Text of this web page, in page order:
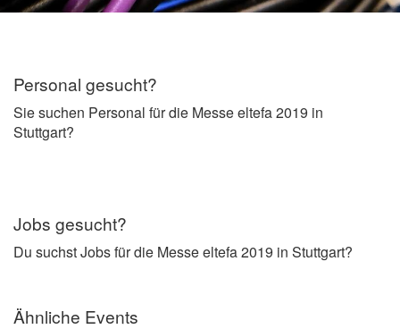
Personal gesucht?
Sie suchen Personal für die Messe eltefa 2019 in
Stuttgart?
Jobs gesucht?
Du suchst Jobs für die Messe eltefa 2019 in Stuttgart?
Ähnliche Events